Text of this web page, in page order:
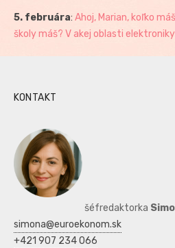
5. februára: Ahoj, Marian, koľko
školy máš? V akej oblasti
KONTAKT
šéfredaktorka
simona@euroekonom.sk
+421 907 234 066